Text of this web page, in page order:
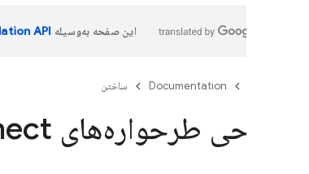
این صفحه به‌وسیله
Documentation ساختن
طراحی طرحواره‌های SQL Connect